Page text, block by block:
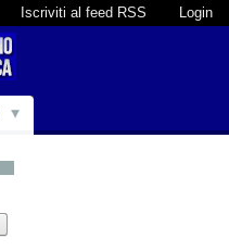
Login
Iscriviti al feed RSS